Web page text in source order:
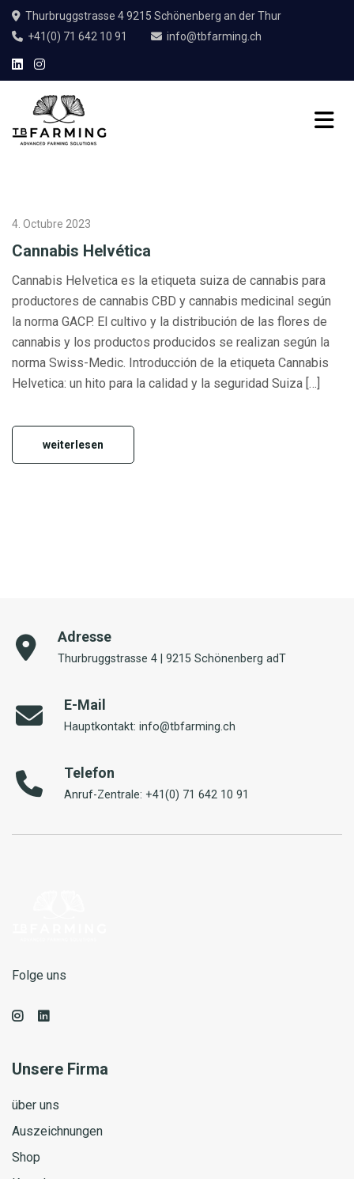
Thurbruggstrasse 4 9215 Schönenberg an der Thur
+41(0) 71 642 10 91
info@tbfarming.ch
4. Octubre 2023
Cannabis Helvética
Cannabis Helvetica es la etiqueta suiza de cannabis para
productores de cannabis CBD y cannabis medicinal según
la norma GACP. El cultivo y la distribución de las flores de
cannabis y los productos producidos se realizan según la
norma Swiss-Medic. Introducción de la etiqueta Cannabis
Helvetica: un hito para la calidad y la seguridad Suiza […]
weiterlesen
Adresse
Thurbruggstrasse 4 | 9215 Schönenberg adT
E-Mail
Hauptkontakt: info@tbfarming.ch
Telefon
Anruf-Zentrale: +41(0) 71 642 10 91
Folge uns
Unsere Firma
über uns
Auszeichnungen
Shop